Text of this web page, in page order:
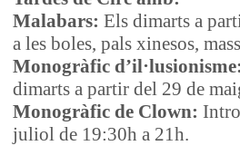
Malabars: Els dimarts a
a les boles, pals xinesos,
Monogràfic
dimarts a partir del 29 de
Monogràfic de Clown:
juliol de 19:30h a 21h.